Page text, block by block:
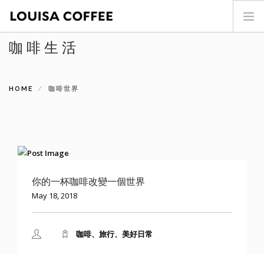
首頁
最新消息
咖啡世界
加盟專區
咖啡生活
HOME 咖啡世界
你的一杯咖啡改變一個世界
May 18, 2018
咖啡、旅行、美好日常